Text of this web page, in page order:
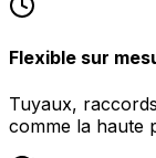
Flexible sur
Tuyaux,
comme la haute